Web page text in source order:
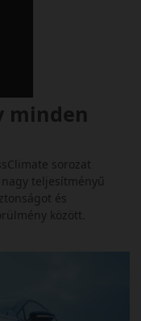
minden
sorozat
teljesítményű
és
között.